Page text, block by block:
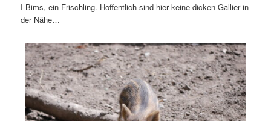
I Bims, ein Frischling. Hoffentlich sind hier keine dicken Gallier in
der Nähe…